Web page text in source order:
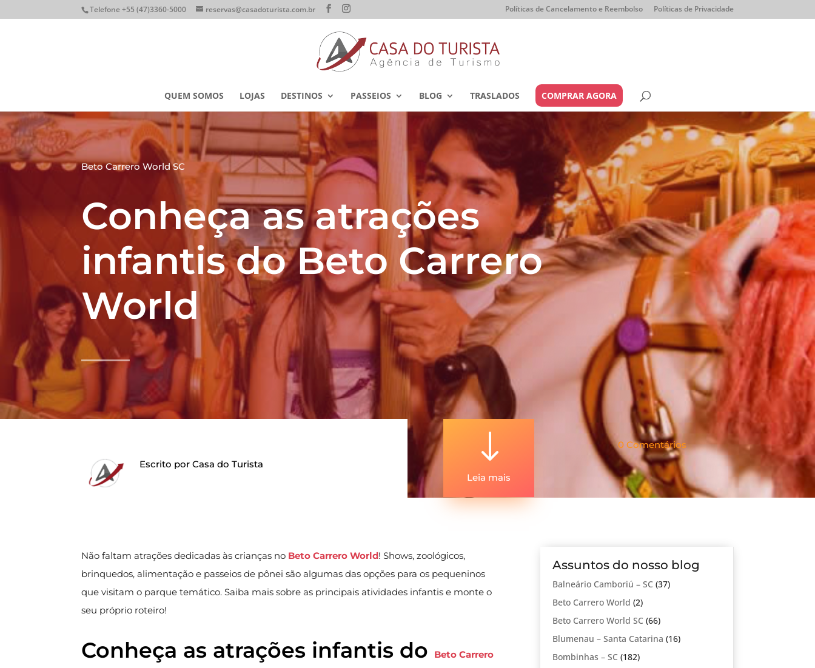
Telefone +55 (47)3360-5000 reservas@casadoturista.com.br Políticas de Cancelamento e Reembolso Políticas de Privacidade
QUEM SOMOS LOJAS DESTINOS PASSEIOS BLOG TRASLADOS COMPRAR AGORA
Beto Carrero World SC
Conheça as atrações
infantis do Beto Carrero
World
Escrito por Casa do Turista "
Leia mais
0 Comentários
Não faltam atrações dedicadas às crianças no Beto Carrero World! Shows, zoológicos,
brinquedos, alimentação e passeios de pônei são algumas das opções para os pequeninos
que visitam o parque temático. Saiba mais sobre as principais atividades infantis e monte o
seu próprio roteiro!
Conheça as atrações infantis do Beto Carrero
Assuntos do nosso blog
Balneário Camboriú – SC (37)
Beto Carrero World (2)
Beto Carrero World SC (66)
Blumenau – Santa Catarina (16)
Bombinhas – SC (182)